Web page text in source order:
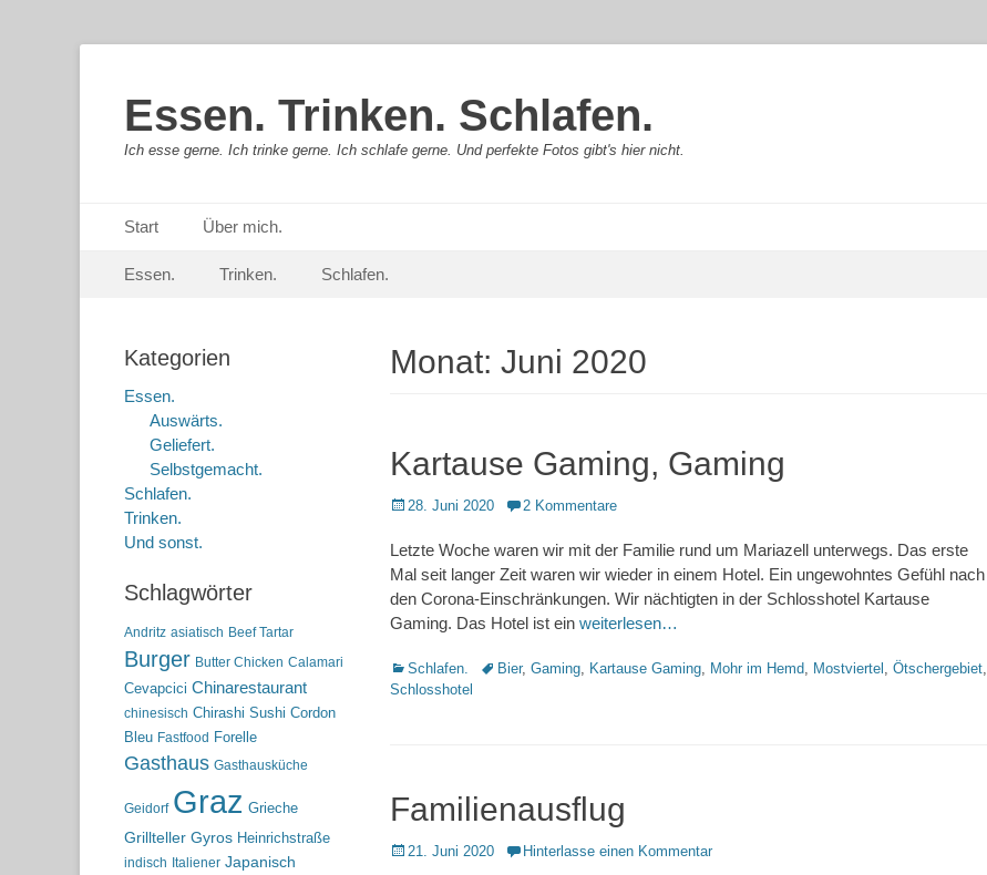
Essen. Trinken. Schlafen.
Ich esse gerne. Ich trinke gerne. Ich schlafe gerne. Und perfekte Fotos gibt's hier nicht.
Primäres Menü
zum
Start Über mich.
Sekundär-Menü
zum
Essen. Trinken. Schlafen.
Monat: Juni 2020
Kartause Gaming, Gaming
Posted
28. Juni 2020 2 Kommentare
Letzte Woche waren wir mit der Familie rund um Mariazell unterwegs. Das erste
Mal seit langer Zeit waren wir wieder in einem Hotel. Ein ungewohntes Gefühl nach
den Corona-Einschränkungen. Wir nächtigten in der Schlosshotel Kartause
Gaming. Das Hotel ist ein weiterlesen…
Kategorien
Schlafen. Schlagworte
Bier, Gaming, Kartause Gaming, Mohr im Hemd, Mostviertel , Ötschergebiet,
Schlosshotel
Familienausflug
Posted
21. Juni 2020 Hinterlasse einen Kommentar
Kategorien
Essen.
Auswärts.
Geliefert.
Selbstgemacht.
Schlafen.
Trinken.
Und sonst.
Schlagwörter
Andritz asiatisch Beef Tartar
Burger Butter Chicken Calamari
Cevapcici Chinarestaurant
chinesisch Chirashi Sushi Cordon
Bleu Fastfood Forelle
Gasthaus Gasthausküche
Geidorf Graz Grieche
Grillteller Gyros Heinrichstraße
indisch Italiener Japanisch